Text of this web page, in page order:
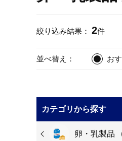
絞り込み結果： 2件
並べ替え： お
カテゴリから探す
卵・乳製品